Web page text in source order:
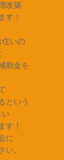
改築
す！
住いの
助金を
という
い
す！
に
い。